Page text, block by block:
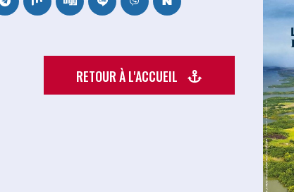
RETOUR À L'ACCUEIL